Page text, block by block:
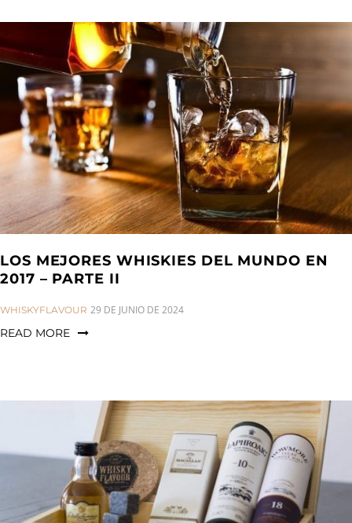
LOS MEJORES WHISKIES DEL MUNDO EN
2017 – PARTE II
CATEGORIES:
WHISKYFLAVOUR 29 DE JUNIO DE 2024
READ MORE